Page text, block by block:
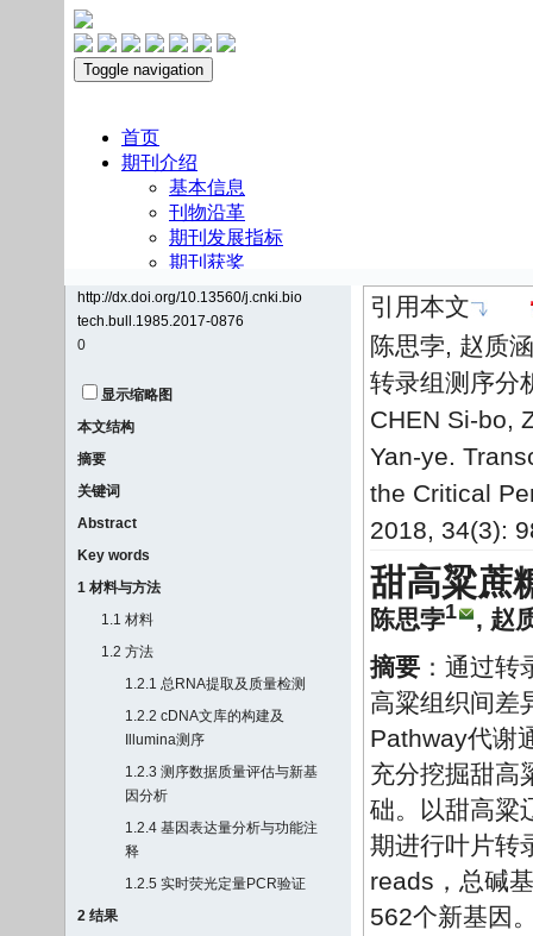
http://dx.doi.org/10.13560/j.cnki.bio
tech.bull.1985.2017-0876
0
显示缩略图
本文结构
摘要
关键词
Abstract
Key words
1 材料与方法
1.1 材料
1.2 方法
1.2.1 总RNA提取及质量检测
1.2.2 cDNA文库的构建及
Illumina测序
1.2.3 测序数据质量评估与新基
因分析
1.2.4 基因表达量分析与功能注
释
1.2.5 实时荧光定量PCR验证
2 结果
引用本文
陈思孛, 赵质
转录组测序分
CHEN Si-bo,
Yan-ye.
the Critical
2018, 34(3):
甜高粱蔗
陈思孛1 , 赵
摘要 ：通过
高粱组织间差
Pathway代谢
充分挖掘甜高
础。以甜高粱
期进行叶片转
reads，总碱
562个新基因